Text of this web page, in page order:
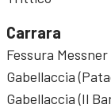
Carrara
Fessura Messner
Gabellaccia
Gabellaccia (Il